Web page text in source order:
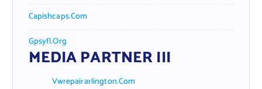
Capishcaps.com
Gpsyfl.org
MEDIA PARTNER III
Vwrepairarlington.com